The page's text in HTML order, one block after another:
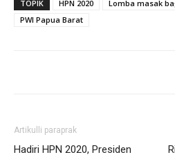
TOPIK HPN 2020
Lomba masak
PWI Papua Barat
Artikulli paraprak
Hadiri HPN 2020, Presiden